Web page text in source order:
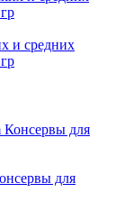
и средних
для